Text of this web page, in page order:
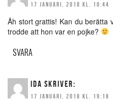
17 JANUARI, 2018 KL. 10:44
Åh stort grattis! Kan du berätta
trodde att hon var en pojke?
SVARA
IDA SKRIVER:
17 JANUARI, 2018 KL. 19:18